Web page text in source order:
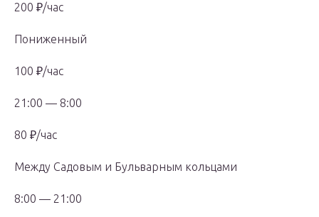
200 ₽/час
Пониженный
100 ₽/час
21:00 — 8:00
80 ₽/час
Между Садовым и Бульварным кольцами
8:00 — 21:00